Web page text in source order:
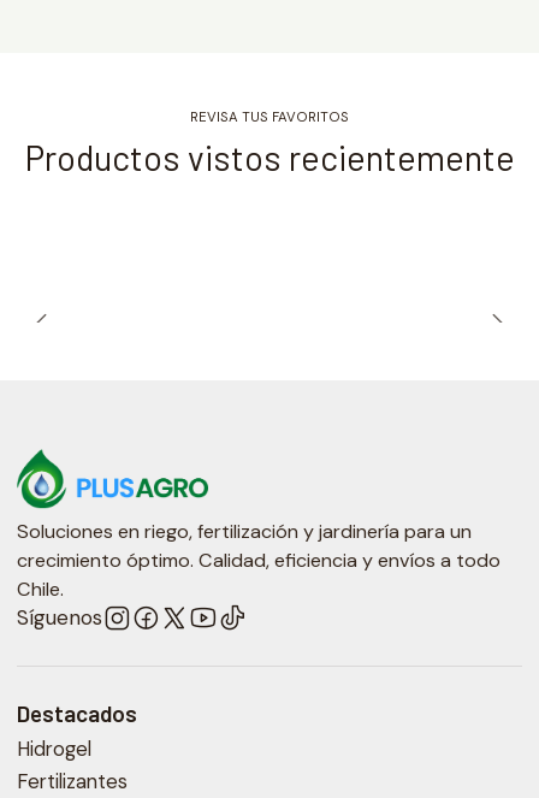
REVISA TUS FAVORITOS
Productos vistos recientemente
Soluciones en riego, fertilización y jardinería para un
crecimiento óptimo. Calidad, eficiencia y envíos a todo
Chile.
Síguenos
Destacados
Hidrogel
Fertilizantes